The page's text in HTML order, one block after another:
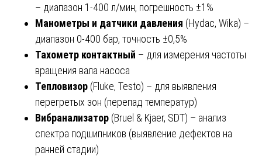
– диапазон 1-400 л/мин, погрешность ±1%
Манометры и датчики давления (Hydac, Wika) –
диапазон 0-400 бар, точность ±0,5%
Тахометр контактный – для измерения частоты
вращения вала насоса
Тепловизор (Fluke, Testo) – для выявления
перегретых зон (перепад температур)
Вибранализатор (Bruel & Kjaer, SDT) – анализ
спектра подшипников (выявление дефектов на
ранней стадии)